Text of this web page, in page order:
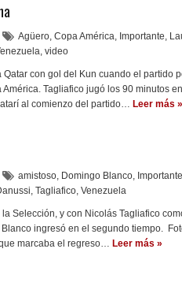
Agüero, Copa América, Importante,
, video
Qatar con gol del Kun cuando el partido
Tagliafico jugó los 90 minutos
al comienzo del partido… Leer más »
amistoso, Domingo Blanco, Importante
, Tagliafico, Venezuela
Selección, y con Nicolás Tagliafico
ingresó en el segundo tiempo.
marcaba el regreso… Leer más »